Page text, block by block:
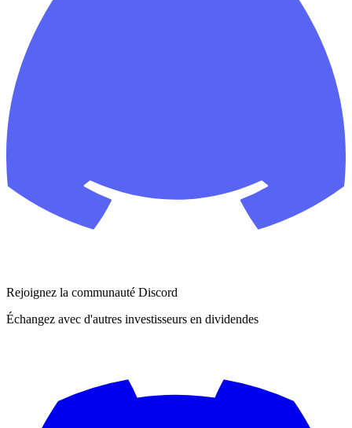
Rejoignez la communauté Discord
Échangez avec d'autres investisseurs en dividendes